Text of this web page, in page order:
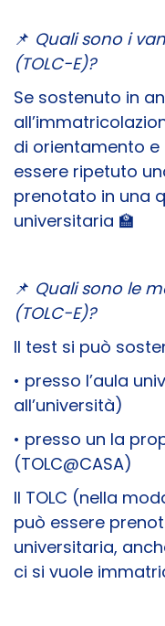
📌 Quali sono i
(TOLC-E)?
Se sostenuto in
di orientamento
essere ripetuto
prenotato in una
universitaria 🏫
📌 Quali sono le
(TOLC-E)?
Il test si può
• presso l’aula
all’università)
• presso un la
(TOLC@CASA)
Il TOLC (nella
può essere
universitaria,
ci si vuole